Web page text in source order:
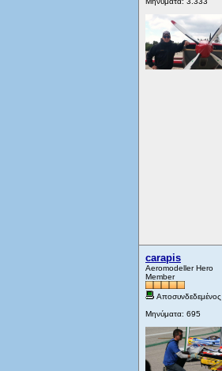
carapis
Aeromodeller Hero
Member
Αποσυνδεδεμένος
Μηνύματα: 695